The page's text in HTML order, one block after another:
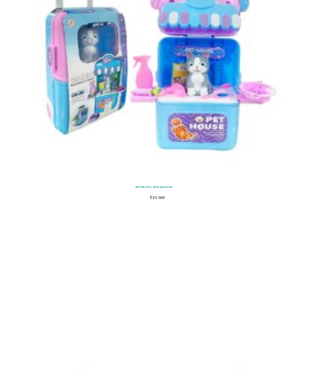
Set Tienda de Mascotas
$98.500